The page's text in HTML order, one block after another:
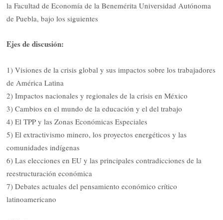
la Facultad de Economía de la Benemérita Universidad Autónoma
de Puebla, bajo los siguientes
Ejes de discusión:
1) Visiones de la crisis global y sus impactos sobre los trabajadores
de América Latina
2) Impactos nacionales y regionales de la crisis en México
3) Cambios en el mundo de la educación y el del trabajo
4) El TPP y las Zonas Económicas Especiales
5) El extractivismo minero, los proyectos energéticos y las
comunidades indígenas
6) Las elecciones en EU y las principales contradicciones de la
reestructuración económica
7) Debates actuales del pensamiento económico crítico
latinoamericano